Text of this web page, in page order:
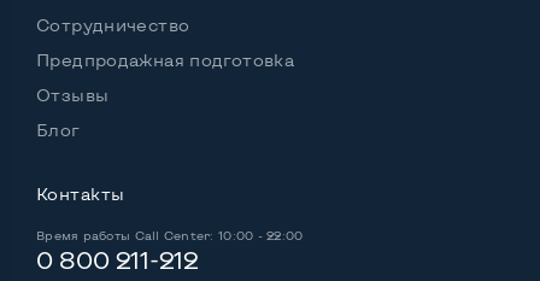
Операционная система
Разъемы подключения:
Выход Display port
Выход mini Display port
Сотрудничество
Предпродажная подготовка
Отзывы
Блог
Контакты
Время работы Call Center: 10:00 - 22:00
0 800 211-212